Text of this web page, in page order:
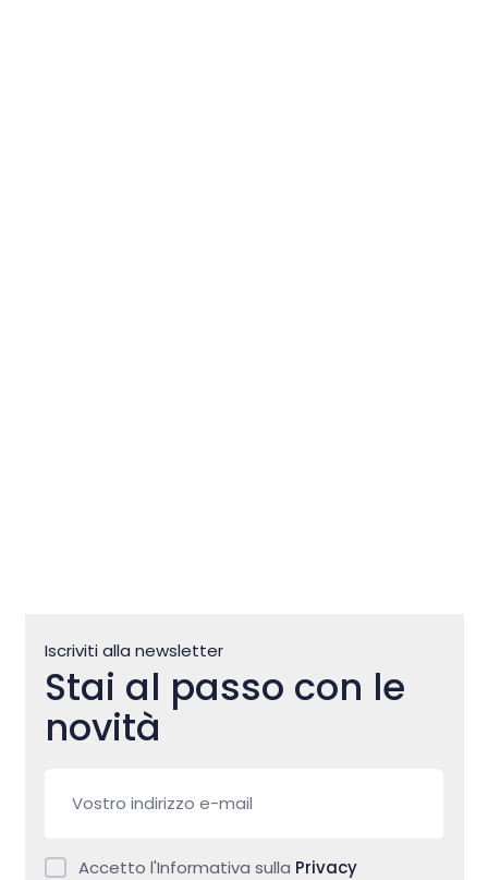
Iscriviti alla newsletter
Stai al passo con le
novità
Accetto l'Informativa sulla Privacy